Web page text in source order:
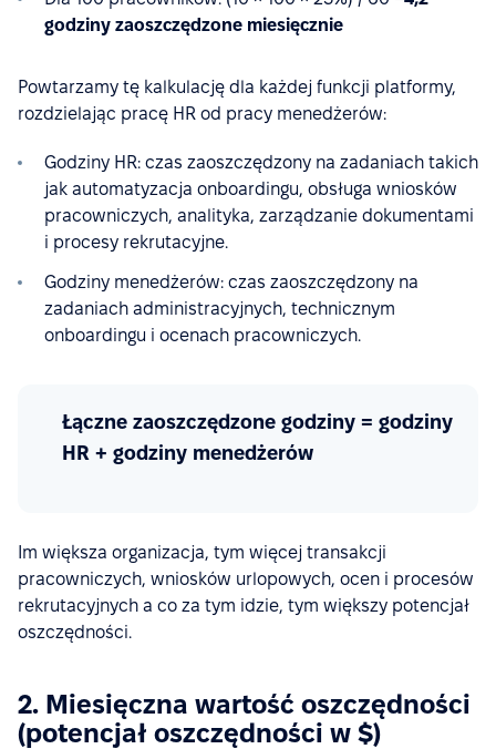
godziny zaoszczędzone miesięcznie
Powtarzamy tę kalkulację dla każdej funkcji platformy,
rozdzielając pracę HR od pracy menedżerów:
Godziny HR: czas zaoszczędzony na zadaniach takich
jak automatyzacja onboardingu, obsługa wniosków
pracowniczych, analityka, zarządzanie dokumentami
i procesy rekrutacyjne.
Godziny menedżerów: czas zaoszczędzony na
zadaniach administracyjnych, technicznym
onboardingu i ocenach pracowniczych.
Łączne zaoszczędzone godziny = godziny
HR + godziny menedżerów
Im większa organizacja, tym więcej transakcji
pracowniczych, wniosków urlopowych, ocen i procesów
rekrutacyjnych a co za tym idzie, tym większy potencjał
oszczędności.
2. Miesięczna wartość oszczędności
(potencjał oszczędności w $)